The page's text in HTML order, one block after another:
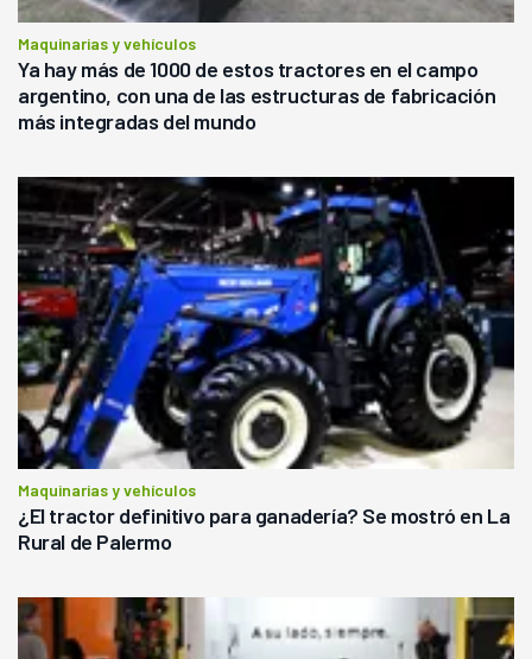
Maquinarias y vehículos
Ya hay más de 1000 de estos tractores en el campo
argentino, con una de las estructuras de fabricación
más integradas del mundo
Maquinarias y vehículos
¿El tractor definitivo para ganadería? Se mostró en La
Rural de Palermo